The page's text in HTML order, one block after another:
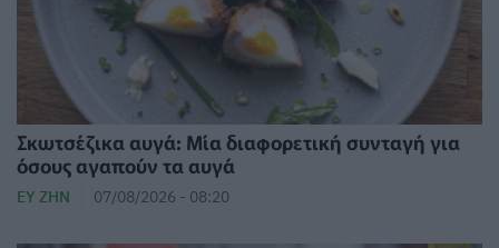
Σκωτσέζικα αυγά: Μία διαφορετική συνταγή για
όσους αγαπούν τα αυγά
ΕΥ ΖΗΝ 07/08/2026 - 08:20